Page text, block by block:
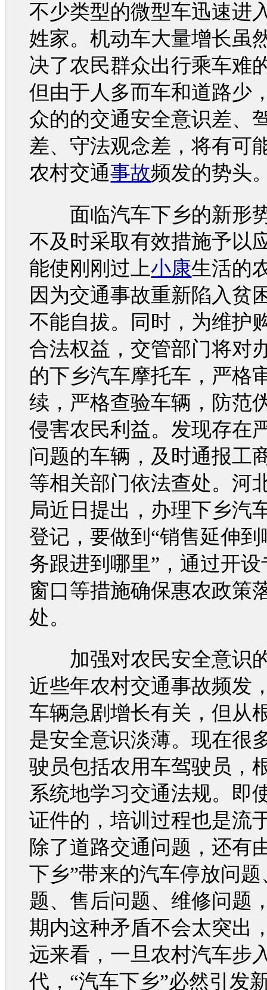
不少类型的微型车迅速进
姓家。机动车大量增长虽
决了农民群众出行乘车难
但由于人多而车和道路少
众的的交通安全意识差、
差、守法观念差，将有可
农村交通事故频发的势头
面临汽车下乡的新形
不及时采取有效措施予以
能使刚刚过上小康生活的
因为交通事故重新陷入贫
不能自拔。同时，为维护
合法权益，交管部门将对
的下乡汽车摩托车，严格
续，严格查验车辆，防范
侵害农民利益。发现存在
问题的车辆，及时通报工
等相关部门依法查处。河
局近日提出，办理下乡汽
登记，要做到“销售延伸
务跟进到哪里”，通过开
窗口等措施确保惠农政策
处。
加强对农民安全意识
近些年农村交通事故频发
车辆急剧增长有关，但从
是安全意识淡薄。现在很
驶员包括农用车驾驶员，
系统地学习交通法规。即
证件的，培训过程也是流
除了道路交通问题，还有
下乡”带来的汽车停放问题
题、售后问题、维修问题
期内这种矛盾不会太突出
远来看，一旦农村汽车步
代，“汽车下乡”必然引发